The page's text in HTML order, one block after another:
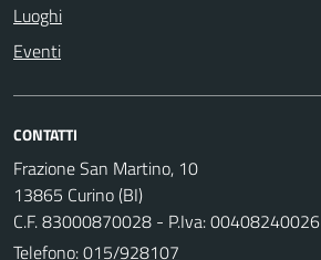
Luoghi
Eventi
CONTATTI
Frazione San Martino, 10
13865 Curino (BI)
C.F. 83000870028 - P.Iva: 00408240026
Telefono:015/928107